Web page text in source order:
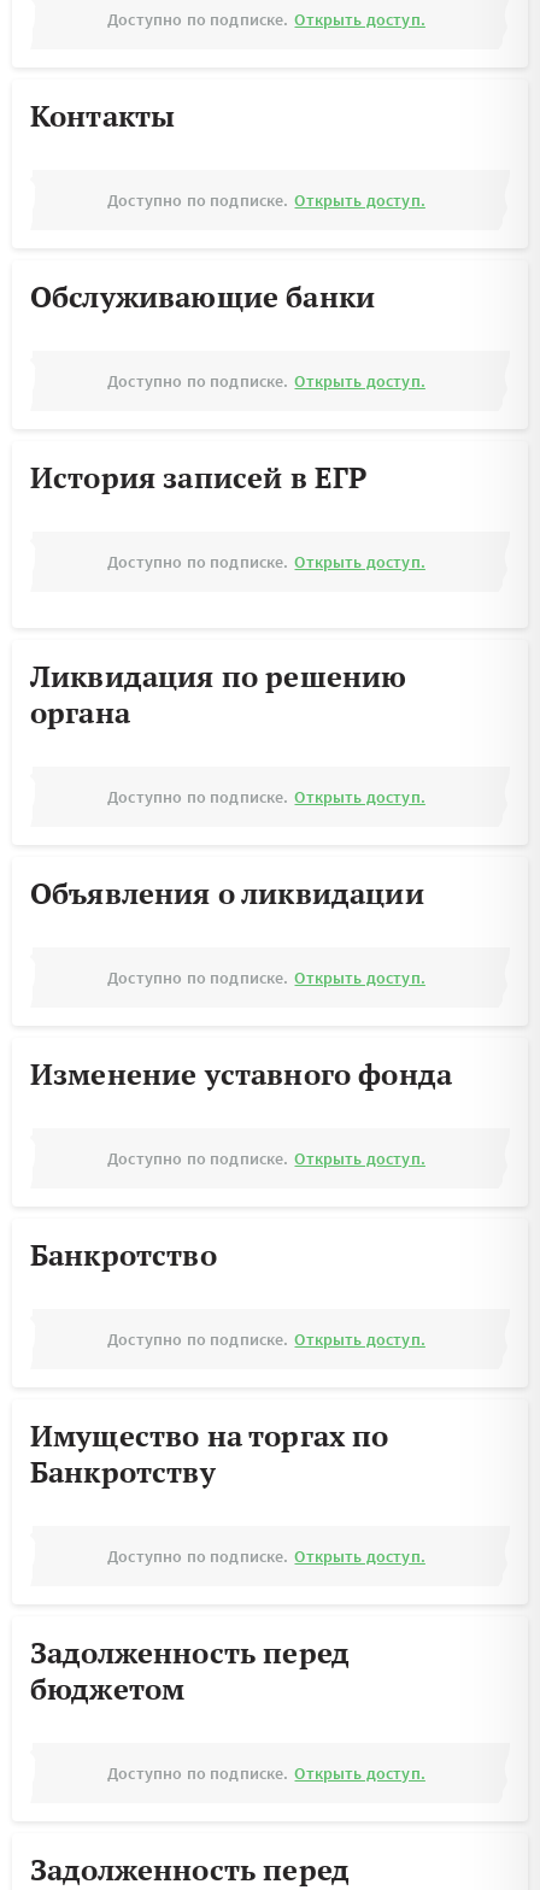
Доступно по подписке. Открыть доступ.
Контакты
Доступно по подписке. Открыть доступ.
Обслуживающие банки
Доступно по подписке. Открыть доступ.
История записей в ЕГР
Доступно по подписке. Открыть доступ.
Ликвидация по решению
органа
Доступно по подписке. Открыть доступ.
Объявления о ликвидации
Доступно по подписке. Открыть доступ.
Изменение уставного фонда
Доступно по подписке. Открыть доступ.
Банкротство
Доступно по подписке. Открыть доступ.
Имущество на торгах по
Банкротству
Доступно по подписке. Открыть доступ.
Задолженность перед
бюджетом
Доступно по подписке. Открыть доступ.
Задолженность перед